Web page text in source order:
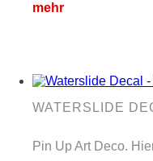
mehr
WATERSLIDE
Pin Up Art Deco.